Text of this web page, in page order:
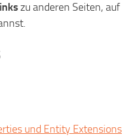
zu anderen Seiten, auf
und Entity Extensions